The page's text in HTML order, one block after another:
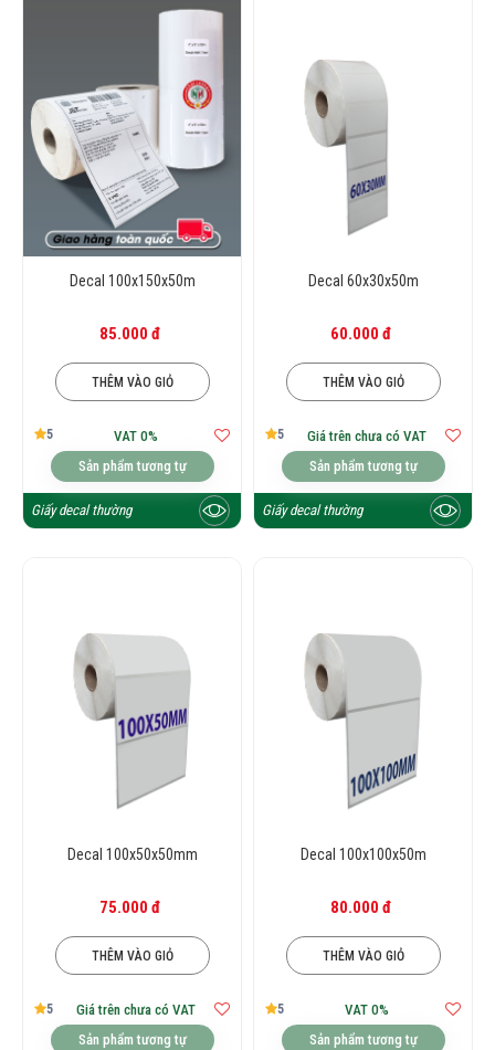
Decal 100x150x50m
85.000 đ
THÊM VÀO GIỎ
5
VAT 0%
Sản phẩm tương tự
Giấy decal thường
Decal 60x30x50m
60.000 đ
THÊM VÀO GIỎ
5
Giá trên chưa có VAT
Sản phẩm tương tự
Giấy decal thường
Decal 100x50x50mm
75.000 đ
THÊM VÀO GIỎ
5
Giá trên chưa có VAT
Sản phẩm tương tự
Decal 100x100x50m
80.000 đ
THÊM VÀO GIỎ
5
VAT 0%
Sản phẩm tương tự